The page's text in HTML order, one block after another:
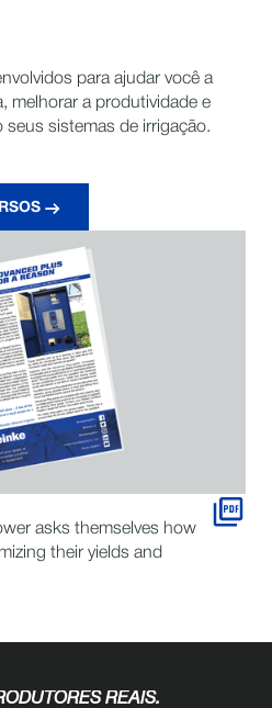
para ajudar você a
melhorar a produtividade e
seus sistemas de irrigação.
asks themselves how
their yields and
REAIS.